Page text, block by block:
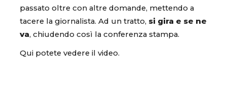
passato oltre con altre domande, mettendo a
tacere la giornalista. Ad un tratto, si gira e se ne
va, chiudendo così la conferenza stampa.
Qui potete vedere il video.